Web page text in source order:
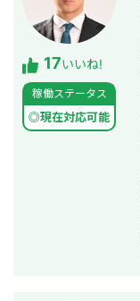
17いいね!
稼働ステータス
◎現在対応可能